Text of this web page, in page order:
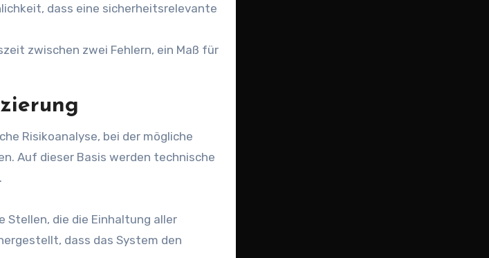
dass eine sicherheitsrelevante
zwischen zwei Fehlern, ein Maß für
Risikoanalyse, bei der mögliche
Auf dieser Basis werden technische
Stellen, die die Einhaltung aller
dass das System den